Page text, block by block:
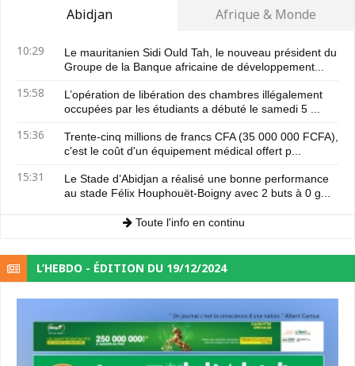
Abidjan Afrique & Monde
10:29
Le mauritanien Sidi Ould Tah, le nouveau président du
Groupe de la Banque africaine de développement...
15:58
L’opération de libération des chambres illégalement
occupées par les étudiants a débuté le samedi 5 ...
15:36
Trente-cinq millions de francs CFA (35 000 000 FCFA),
c'est le coût d'un équipement médical offert p...
15:31
Le Stade d’Abidjan a réalisé une bonne performance
au stade Félix Houphouët-Boigny avec 2 buts à 0 g...
Toute l'info en continu
L’HEBDO - ÉDITION DU 19/12/2024